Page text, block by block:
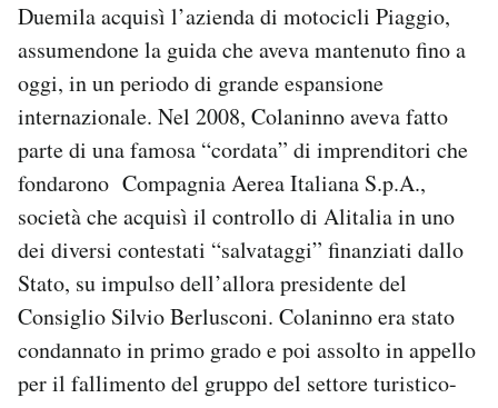
Duemila acquisì l’azienda di motocicli Piaggio,
assumendone la guida che aveva mantenuto fino a
oggi, in un periodo di grande espansione
internazionale. Nel 2008, Colaninno aveva fatto
parte di una famosa “cordata” di imprenditori che
fondarono Compagnia Aerea Italiana S.p.A.,
società che acquisì il controllo di Alitalia in uno
dei diversi contestati “salvataggi” finanziati dallo
Stato, su impulso dell’allora presidente del
Consiglio Silvio Berlusconi. Colaninno era stato
condannato in primo grado e poi assolto in appello
per il fallimento del gruppo del settore turistico-